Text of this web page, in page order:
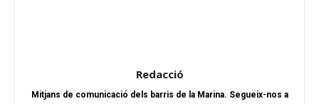
Redacció
Mitjans de comunicació dels barris de la Marina. Segueix-nos a